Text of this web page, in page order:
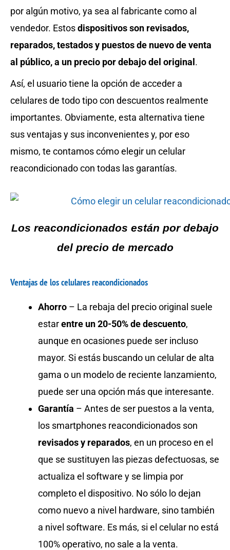
por algún motivo, ya sea al fabricante como al
vendedor. Estosdispositivos son revisados,
reparados, testados y puestos de nuevo de venta
al público, a un precio por debajo del original .
Así, el usuario tiene la opción de acceder a
celulares de todo tipo con descuentos realmente
importantes. Obviamente, esta alternativa tiene
sus ventajas y sus inconvenientes y, por eso
mismo, te contamos cómo elegir un celular
reacondicionado con todas las garantías.
Los reacondicionados están por debajo
del precio de mercado
Ventajas de los celulares reacondicionados
Ahorro – La rebaja del precio original suele
estarentre un 20-50% de descuento,
aunque en ocasiones puede ser incluso
mayor. Si estás buscando un celular de alta
gama o un modelo de reciente lanzamiento,
puede ser una opción más que interesante.
Garantía – Antes de ser puestos a la venta,
los smartphones reacondicionados son
revisados y reparados, en un proceso en el
que se sustituyen las piezas defectuosas, se
actualiza el software y se limpia por
completo el dispositivo. No sólo lo dejan
como nuevo a nivel hardware, sino también
a nivel software. Es más, si el celular no está
100% operativo, no sale a la venta.